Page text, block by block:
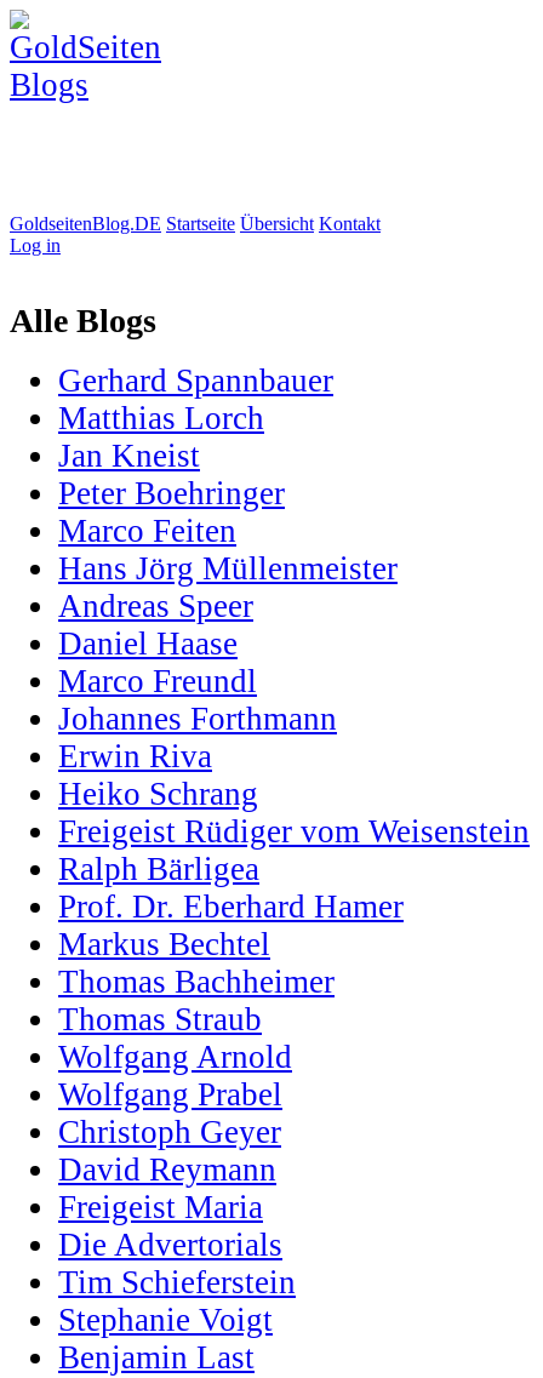
GoldseitenBlog.DE Startseite Übersicht Kontakt
Log in
Alle Blogs
Gerhard Spannbauer
Matthias Lorch
Jan Kneist
Peter Boehringer
Marco Feiten
Hans Jörg Müllenmeister
Andreas Speer
Daniel Haase
Marco Freundl
Johannes Forthmann
Erwin Riva
Heiko Schrang
Freigeist Rüdiger vom Weisenstein
Ralph Bärligea
Prof. Dr. Eberhard Hamer
Markus Bechtel
Thomas Bachheimer
Thomas Straub
Wolfgang Arnold
Wolfgang Prabel
Christoph Geyer
David Reymann
Freigeist Maria
Die Advertorials
Tim Schieferstein
Stephanie Voigt
Benjamin Last